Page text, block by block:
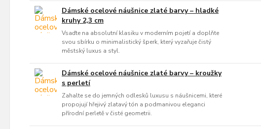
Dámské ocelové náušnice zlaté barvy – hladké
kruhy 2,3 cm
Vsaďte na absolutní klasiku v moderním pojetí a doplňte
svou sbírku o minimalistický šperk, který vyzařuje čistý
městský luxus a styl.
Dámské ocelové náušnice zlaté barvy – kroužky
s perletí
Zahalte se do jemných odlesků luxusu s náušnicemi, které
propojují hřejivý zlatavý tón a podmanivou eleganci
přírodní perletě v čisté geometrii.